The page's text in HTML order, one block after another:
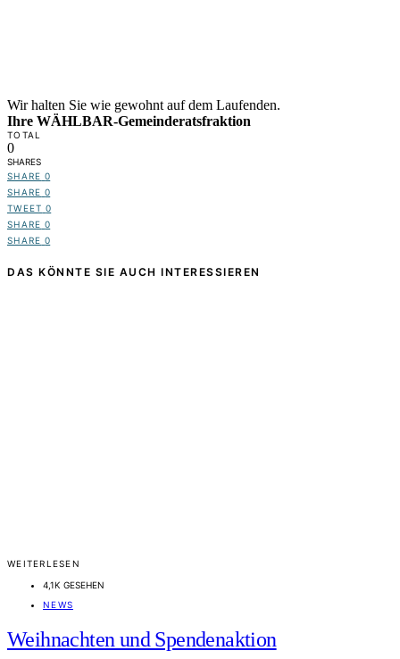
Wir halten Sie wie gewohnt auf dem Laufenden.
Ihre WÄHLBAR-Gemeinderatsfraktion
TOTAL
0
SHARES
SHARE 0
SHARE 0
TWEET 0
SHARE 0
SHARE 0
DAS KÖNNTE SIE AUCH INTERESSIEREN
WEITERLESEN
4,1K GESEHEN
NEWS
Weihnachten und Spendenaktion